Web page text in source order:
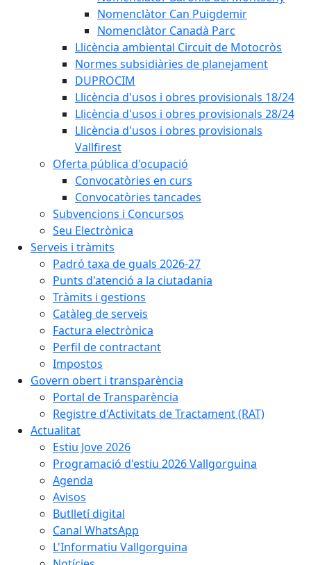
Nomenclàtor Can Puigdemir
Nomenclàtor Canadà Parc
Llicència ambiental Circuit de Motocròs
Normes subsidiàries de planejament
DUPROCIM
Llicència d'usos i obres provisionals 18/24
Llicència d'usos i obres provisionals 28/24
Llicència d'usos i obres provisionals
Vallfirest
Oferta pública d'ocupació
Convocatòries en curs
Convocatòries tancades
Subvencions i Concursos
Seu Electrònica
Serveis i tràmits
Padró taxa de guals 2026-27
Punts d'atenció a la ciutadania
Tràmits i gestions
Catàleg de serveis
Factura electrònica
Perfil de contractant
Impostos
Govern obert i transparència
Portal de Transparència
Registre d'Activitats de Tractament (RAT)
Actualitat
Estiu Jove 2026
Programació d'estiu 2026 Vallgorguina
Agenda
Avisos
Butlletí digital
Canal WhatsApp
L'Informatiu Vallgorguina